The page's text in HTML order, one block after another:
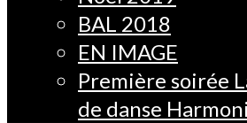
BAL 2018
EN IMAGE
Première soirée
de danse